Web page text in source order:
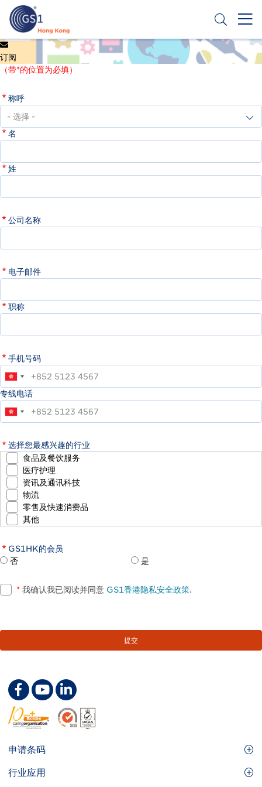
主
要
内
Header
Top
Menu
申请条码
订阅
（带*的位置为必填）
称呼
名
姓
公司名称
电子邮件
职称
手机号码
专线电话
选择您最感兴趣的行业
食品及餐饮服务
医疗护理
资讯及通讯科技
物流
零售及快速消费品
其他
GS1HK的会员
否
是
* 我确认我已阅读并同意 GS1香港隐私安全政策.
Footer
Site
申请条码
GS1条码
行业应用